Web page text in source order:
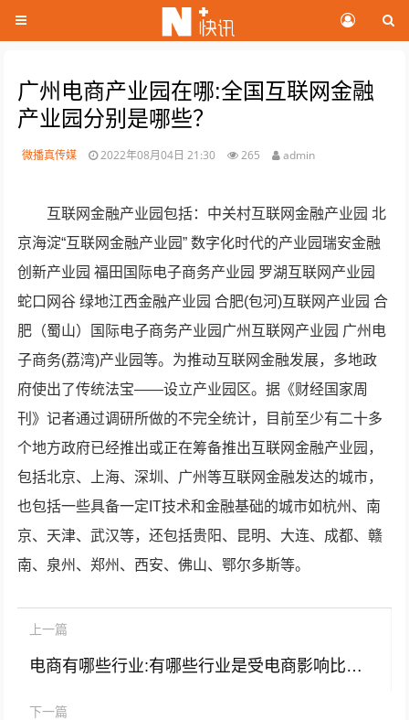
广州电商产业园在哪:全国互联网金融
产业园分别是哪些？
微播真传媒 2022年08月04日 21:30 265 admin
互联网金融产业园包括：中关村互联网金融产业园 北
京海淀“互联网金融产业园” 数字化时代的产业园瑞安金融
创新产业园 福田国际电子商务产业园 罗湖互联网产业园
蛇口网谷 绿地江西金融产业园 合肥(包河)互联网产业园 合
肥（蜀山）国际电子商务产业园广州互联网产业园 广州电
子商务(荔湾)产业园等。为推动互联网金融发展，多地政
府使出了传统法宝——设立产业园区。据《财经国家周
刊》记者通过调研所做的不完全统计，目前至少有二十多
个地方政府已经推出或正在筹备推出互联网金融产业园，
包括北京、上海、深圳、广州等互联网金融发达的城市，
也包括一些具备一定IT技术和金融基础的城市如杭州、南
京、天津、武汉等，还包括贵阳、昆明、大连、成都、赣
南、泉州、郑州、西安、佛山、鄂尔多斯等。
上一篇
电商有哪些行业:有哪些行业是受电商影响比较小的？
下一篇